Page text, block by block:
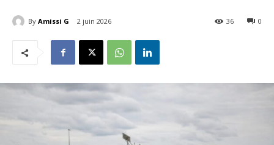
By Amissi G 2 juin 2026 0
36